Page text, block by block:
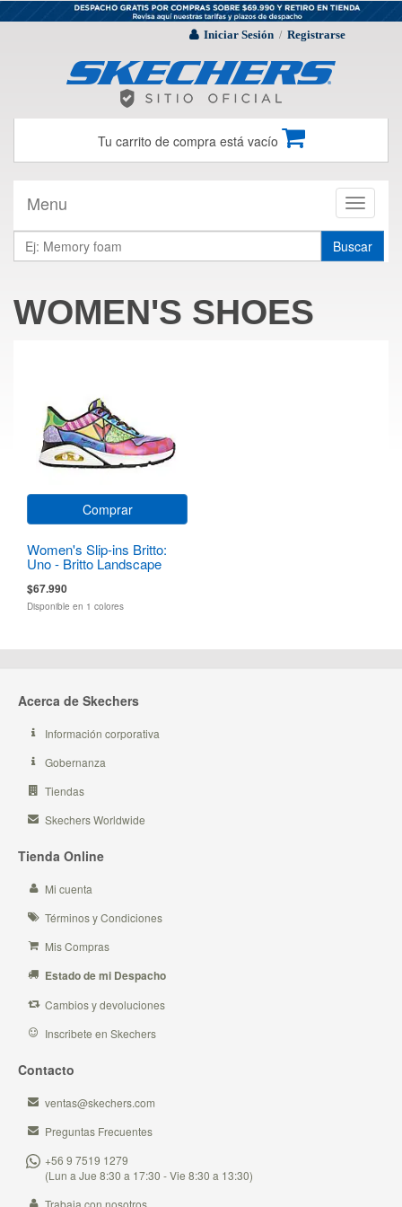
Iniciar Sesión / Registrarse
Tu carrito de compra está vacío
Toggle
Menu
Buscar
WOMEN'S SHOES
Comprar
Women's Slip-ins Britto:
Uno - Britto Landscape
$67.990
Disponible en 1 colores
Acerca de Skechers
Información corporativa
Gobernanza
Tiendas
Skechers Worldwide
Tienda Online
Mi cuenta
Términos y Condiciones
Mis Compras
Estado de mi Despacho
Cambios y devoluciones
Inscribete en Skechers
Contacto
ventas@skechers.com
Preguntas Frecuentes
+56 9 7519 1279
(Lun a Jue 8:30 a 17:30 - Vie 8:30 a 13:30)
Trabaja con nosotros